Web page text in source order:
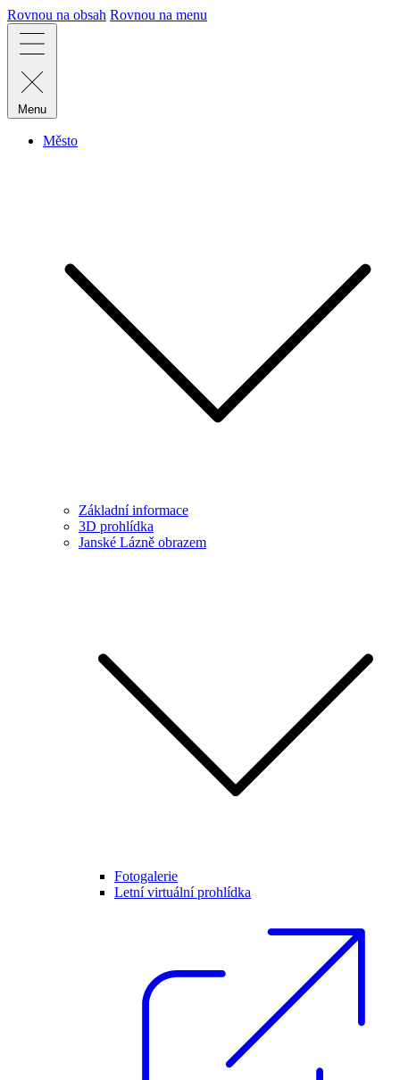
Rovnou na obsah Rovnou na menu
Menu
Město
Základní informace
3D prohlídka
Janské Lázně obrazem
Fotogalerie
Letní virtuální prohlídka